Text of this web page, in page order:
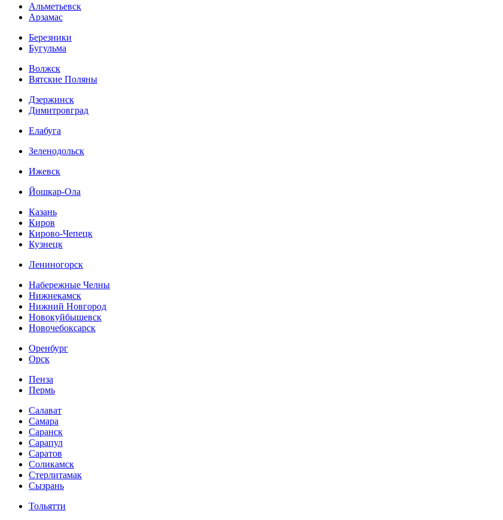
Альметьевск
Арзамас
Березники
Бугульма
Волжск
Вятские Поляны
Дзержинск
Димитровград
Елабуга
Зеленодольск
Ижевск
Йошкар-Ола
Казань
Киров
Кирово-Чепецк
Кузнецк
Лениногорск
Набережные Челны
Нижнекамск
Нижний Новгород
Новокуйбышевск
Новочебоксарск
Оренбург
Орск
Пенза
Пермь
Салават
Самара
Саранск
Сарапул
Саратов
Соликамск
Стерлитамак
Сызрань
Тольятти